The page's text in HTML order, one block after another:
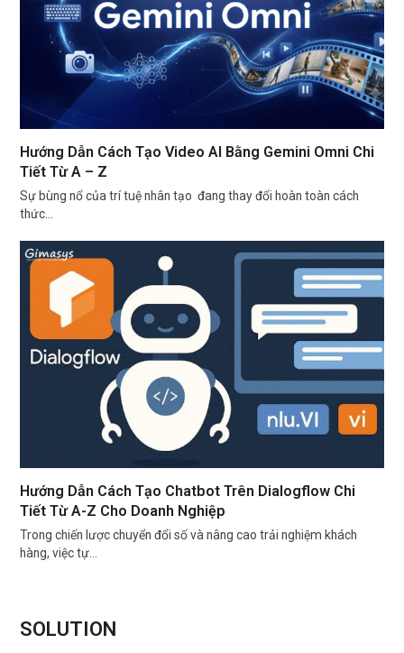
Hướng Dẫn Cách Tạo Video AI Bằng Gemini Omni Chi
Tiết Từ A – Z
Sự bùng nổ của trí tuệ nhân tạo đang thay đổi hoàn toàn cách
thức…
Hướng Dẫn Cách Tạo Chatbot Trên Dialogflow Chi
Tiết Từ A-Z Cho Doanh Nghiệp
Trong chiến lược chuyển đổi số và nâng cao trải nghiệm khách
hàng, việc tự…
SOLUTION